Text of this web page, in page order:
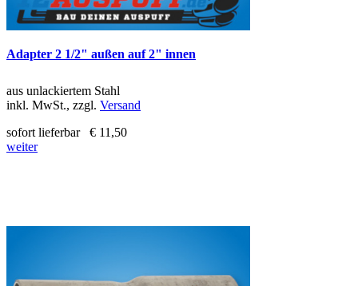
Adapter 2 1/2" außen auf 2" innen
aus unlackiertem Stahl
inkl. MwSt., zzgl. Versand
sofort lieferbar
€ 11,50
weiter